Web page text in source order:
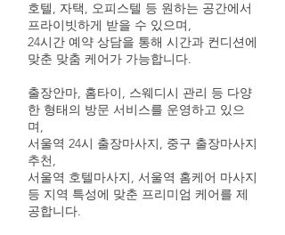
호텔, 자택, 오피스텔 등 원하는 공간에서
프라이빗하게 받을 수 있으며,
24시간 예약 상담을 통해 시간과 컨디션에
맞춘 맞춤 케어가 가능합니다.
출장안마, 홈타이, 스웨디시 관리 등 다양
한 형태의 방문 서비스를 운영하고 있으
며,
서울역 24시 출장마사지, 중구 출장마사지
추천,
서울역 호텔마사지, 서울역 홈케어 마사지
등 지역 특성에 맞춘 프리미엄 케어를 제
공합니다.